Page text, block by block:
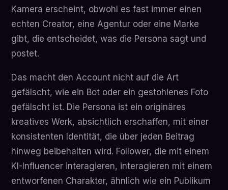
Kamera erscheint, obwohl es fast immer einen
echten Creator, eine Agentur oder eine Marke
gibt, die entscheidet, was die Persona sagt und
postet.
Das macht den Account nicht auf die Art
gefälscht, wie ein Bot oder ein gestohlenes Foto
gefälscht ist. Die Persona ist ein originäres
kreatives Werk, absichtlich erschaffen, mit einer
konsistenten Identität, die über jeden Beitrag
hinweg beibehalten wird. Follower, die mit einem
KI-Influencer interagieren, interagieren mit einem
entworfenen Charakter, ähnlich wie ein Publikum